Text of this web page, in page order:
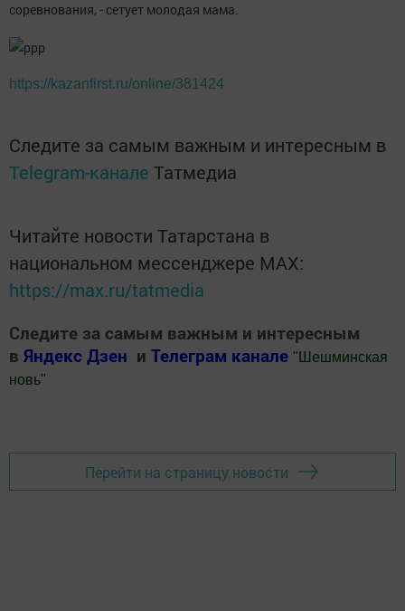
соревнования, - сетует молодая мама.
https://kazanfirst.ru/online/381424
Следите за самым важным и интересным в
Telegram-канале Татмедиа
Читайте новости Татарстана в
национальном мессенджере MАХ:
https://max.ru/tatmedia
Следите за самым важным и интересным
в Яндекс Дзен и Телеграм канале " Шешминская
новь"
Перейти на страницу новости